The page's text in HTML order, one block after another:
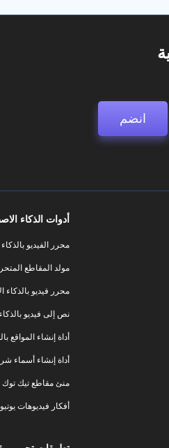
انضم
أدوات الذكاء
محرر الفيديو
مولد المقاطع
محرر فيديو بالذكاء
نص إلى فيديو
أداة إنشاء المواقع
أداة إنشاء أسماء
منئ مقاطع تيك توك
أفكار فيديوهات